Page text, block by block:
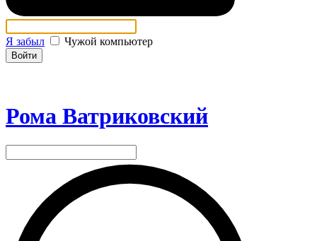
Я забыл Чужой компьютер
Войти
Рома Ватриковский